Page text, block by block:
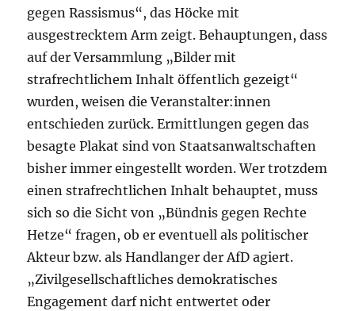
gegen Rassismus“, das Höcke mit
ausgestrecktem Arm zeigt. Behauptungen, dass
auf der Versammlung „Bilder mit
strafrechtlichem Inhalt öffentlich gezeigt“
wurden, weisen die Veranstalter:innen
entschieden zurück. Ermittlungen gegen das
besagte Plakat sind von Staatsanwaltschaften
bisher immer eingestellt worden. Wer trotzdem
einen strafrechtlichen Inhalt behauptet, muss
sich so die Sicht von „Bündnis gegen Rechte
Hetze“ fragen, ob er eventuell als politischer
Akteur bzw. als Handlanger der AfD agiert.
„Zivilgesellschaftliches demokratisches
Engagement darf nicht entwertet oder